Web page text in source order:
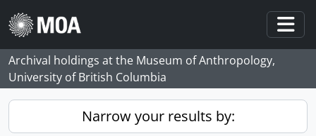
Skip to main content
Archival holdings at the Museum of Anthropology,
University of British Columbia
Narrow your results by: